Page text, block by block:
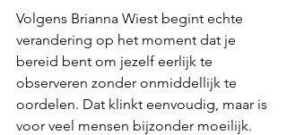
Volgens Brianna Wiest begint echte
verandering op het moment dat je
bereid bent om jezelf eerlijk te
observeren zonder onmiddellijk te
oordelen. Dat klinkt eenvoudig, maar is
voor veel mensen bijzonder moeilijk.